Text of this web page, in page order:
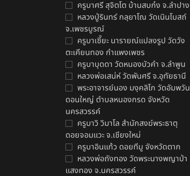
ครูบาศรี สุจิตโต บ้านสบก๋ง จ.ลำปาง
หลวงปู่รินทร์ กลฺยาโณ วัดเนินโบสถ์
จ.เพชรบูรณ์
ครูบาเซี๊ยะ นารายณ์แปลงรูป วัดวัง
ตะเคียนทอง กำแพงเพชร
ครูบาบุดดา วัดหนองบัวคํา จ.ลําพูน
หลวงพ่อเสน่ห์ วัดพันศรี จ.อุทัยธานี
พระอาจารย์นอง มงฺคลิโก วัดอัมพวัน
ดอนใหญ่ ตำบลหนองกรด จังหวัด
นครสวรรค์
ครูบาวิ วิมาโล สำนักสงฆ์พระธาตุ
ดอยจอมแวะ จ.เชียงใหม่
ครูบาอินแก้ว ดอยทีมู จังหวัดตาก
หลวงพ่อถังทอง วัดพระนางพญาป่า
แสงทอง จ.นครสวรรค์